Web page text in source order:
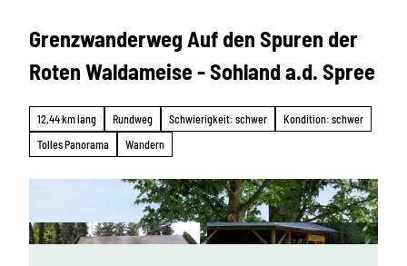
Grenzwanderweg Auf den Spuren der
Roten Waldameise - Sohland a.d. Spree
12,44 km lang Rundweg Schwierigkeit: schwer
Kondition: schwer
Tolles Panorama
Wandern